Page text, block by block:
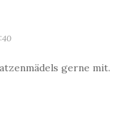
gerne mit.